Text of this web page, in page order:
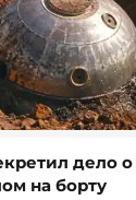
дело
на борту